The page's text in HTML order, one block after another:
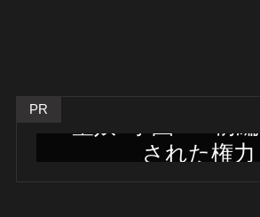
PR
された権力